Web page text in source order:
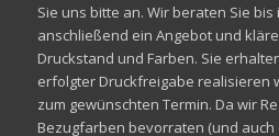
Sie uns bitte an. Wir beraten Sie bis
anschließend ein Angebot und
Druckstand und Farben. Sie
erfolgter Druckfreigabe realisieren
zum gewünschten Termin. Da wir
Bezugfarben bevorraten (und auch